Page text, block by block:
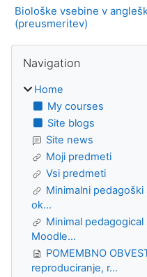
Biološke vsebine v
(preusmeritev)
Blocks
Navigation
Home
My courses
Site blogs
Site news
Moji predmeti
Vsi predmeti
Minimalni
ok...
Minimal
Moodle...
POMEMBNO
reproduciranje, r...